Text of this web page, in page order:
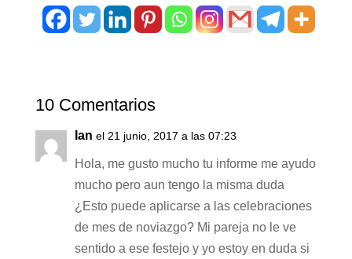
10 Comentarios
Ian el 21 junio, 2017 a las 07:23
Hola, me gusto mucho tu informe me ayudo
mucho pero aun tengo la misma duda
¿Esto puede aplicarse a las celebraciones
de mes de noviazgo? Mi pareja no le ve
sentido a ese festejo y yo estoy en duda si